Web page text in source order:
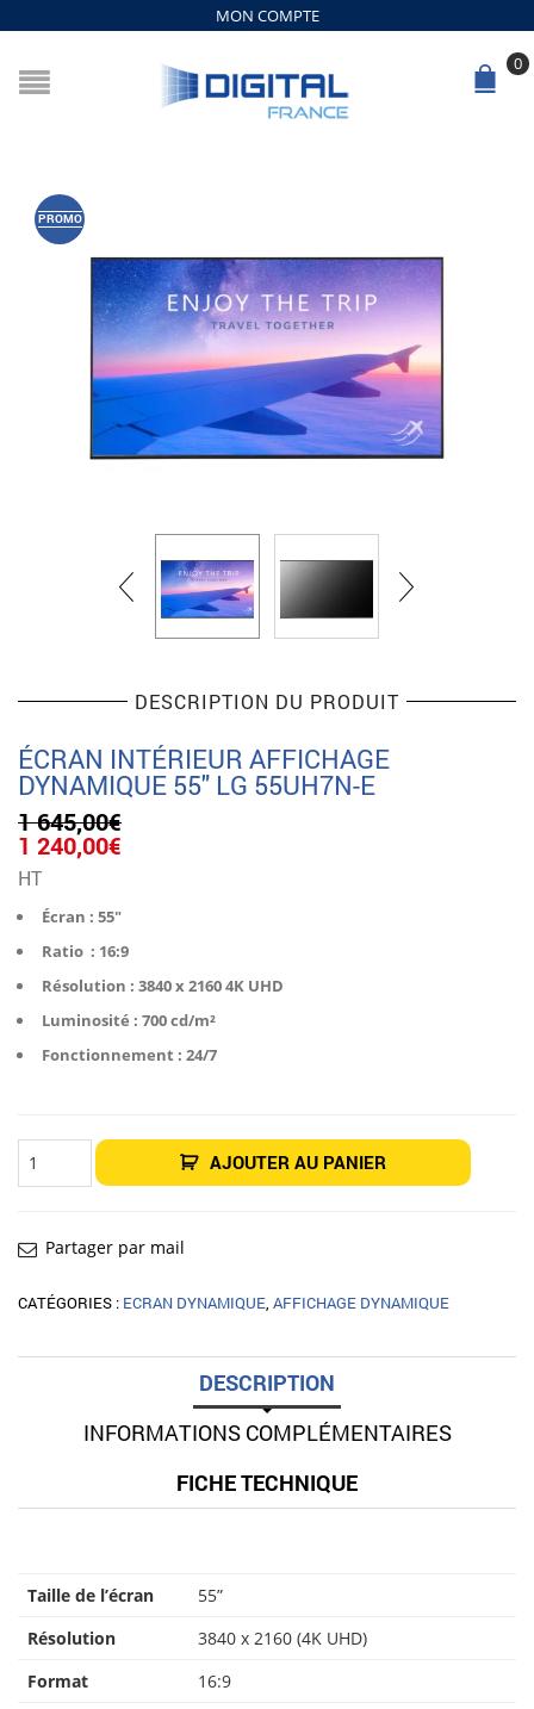
MON COMPTE
0
PROMO
DESCRIPTION DU PRODUIT
ÉCRAN INTÉRIEUR AFFICHAGE
DYNAMIQUE 55″ LG 55UH7N-E
1 645,00€
Le
prix
initial
était :
645,00€.
1 240,00€
est :
1
240,00€.
HT
Écran : 55″
Ratio : 16:9
Résolution : 3840 x 2160 4K UHD
Luminosité : 700 cd/m²
Fonctionnement : 24/7
quantité
de
55"
LG
E
AJOUTER AU PANIER
Partager par mail
CATÉGORIES : ECRAN DYNAMIQUE, AFFICHAGE DYNAMIQUE
DESCRIPTION
INFORMATIONS COMPLÉMENTAIRES
FICHE TECHNIQUE
Taille de l’écran
55”
Résolution
3840 x 2160 (4K UHD)
Format
16:9